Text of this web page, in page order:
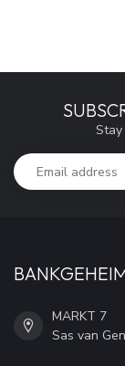
MARKT 7
Sas van